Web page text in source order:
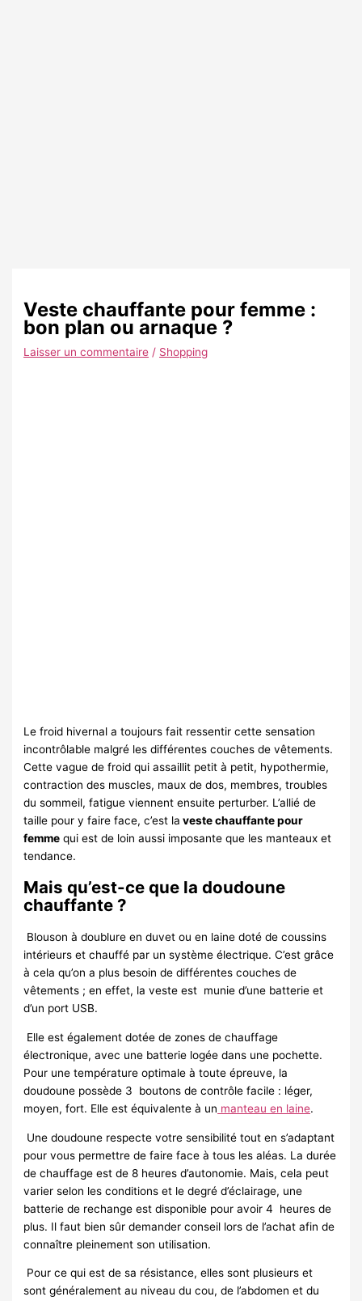
Veste chauffante pour femme :
bon plan ou arnaque ?
Laisser un commentaire / Shopping
Le froid hivernal a toujours fait ressentir cette sensation
incontrôlable malgré les différentes couches de vêtements.
Cette vague de froid qui assaillit petit à petit, hypothermie,
contraction des muscles, maux de dos, membres, troubles
du sommeil, fatigue viennent ensuite perturber. L’allié de
taille pour y faire face, c’est la veste chauffante pour
femme qui est de loin aussi imposante que les manteaux et
tendance.
Mais qu’est-ce que la doudoune
chauffante ?
Blouson à doublure en duvet ou en laine doté de coussins
intérieurs et chauffé par un système électrique. C’est grâce
à cela qu’on a plus besoin de différentes couches de
vêtements ; en effet, la veste est munie d’une batterie et
d’un port USB.
Elle est également dotée de zones de chauffage
électronique, avec une batterie logée dans une pochette.
Pour une température optimale à toute épreuve, la
doudoune possède 3 boutons de contrôle facile : léger,
moyen, fort. Elle est équivalente à un manteau en laine.
Une doudoune respecte votre sensibilité tout en s’adaptant
pour vous permettre de faire face à tous les aléas. La durée
de chauffage est de 8 heures d’autonomie. Mais, cela peut
varier selon les conditions et le degré d’éclairage, une
batterie de rechange est disponible pour avoir 4 heures de
plus. Il faut bien sûr demander conseil lors de l’achat afin de
connaître pleinement son utilisation.
Pour ce qui est de sa résistance, elles sont plusieurs et
sont généralement au niveau du cou, de l’abdomen et du